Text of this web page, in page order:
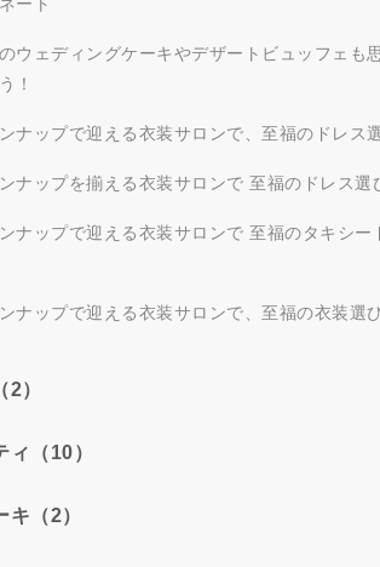
ウェディングケーキやデザートビュッフェも
！
ナップで迎える衣装サロンで、至福のドレス
ナップを揃える衣装サロンで 至福のドレス選
ナップで迎える衣装サロンで 至福のタキシー
ナップで迎える衣装サロンで、至福の衣装選
）
ィ（10）
キ（2）